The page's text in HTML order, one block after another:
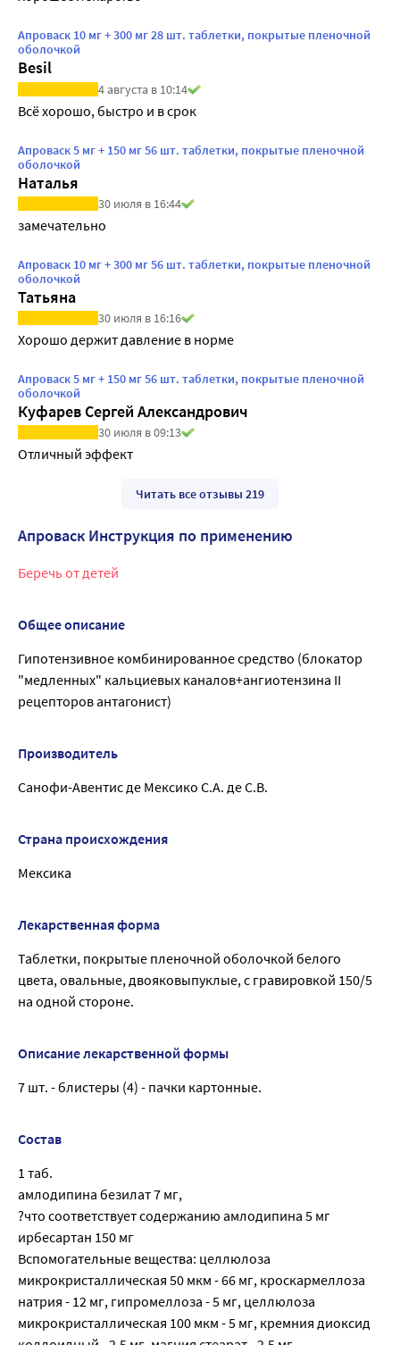
Апроваск 10 мг + 300 мг 28 шт. таблетки, покрытые пленочной
оболочкой
Besil
4 августа в 10:14
Всё хорошо, быстро и в срок
Апроваск 5 мг + 150 мг 56 шт. таблетки, покрытые пленочной
оболочкой
Наталья
30 июля в 16:44
замечательно
Апроваск 10 мг + 300 мг 56 шт. таблетки, покрытые пленочной
оболочкой
Татьяна
30 июля в 16:16
Хорошо держит давление в норме
Апроваск 5 мг + 150 мг 56 шт. таблетки, покрытые пленочной
оболочкой
Куфарев Сергей Александрович
30 июля в 09:13
Отличный эффект
Читать все отзывы 219
Апроваск Инструкция по применению
Беречь от детей
Общее описание
Гипотензивное комбинированное средство (блокатор
"медленных" кальциевых каналов+ангиотензина II
рецепторов антагонист)
Производитель
Санофи-Авентис де Мексико С.А. де С.В.
Страна происхождения
Мексика
Лекарственная форма
Таблетки, покрытые пленочной оболочкой белого
цвета, овальные, двояковыпуклые, с гравировкой 150/5
на одной стороне.
Описание лекарственной формы
7 шт. - блистеры (4) - пачки картонные.
Состав
1 таб.
амлодипина безилат 7 мг,
?что соответствует содержанию амлодипина 5 мг
ирбесартан 150 мг
Вспомогательные вещества: целлюлоза
микрокристаллическая 50 мкм - 66 мг, кроскармеллоза
натрия - 12 мг, гипромеллоза - 5 мг, целлюлоза
микрокристаллическая 100 мкм - 5 мг, кремния диоксид